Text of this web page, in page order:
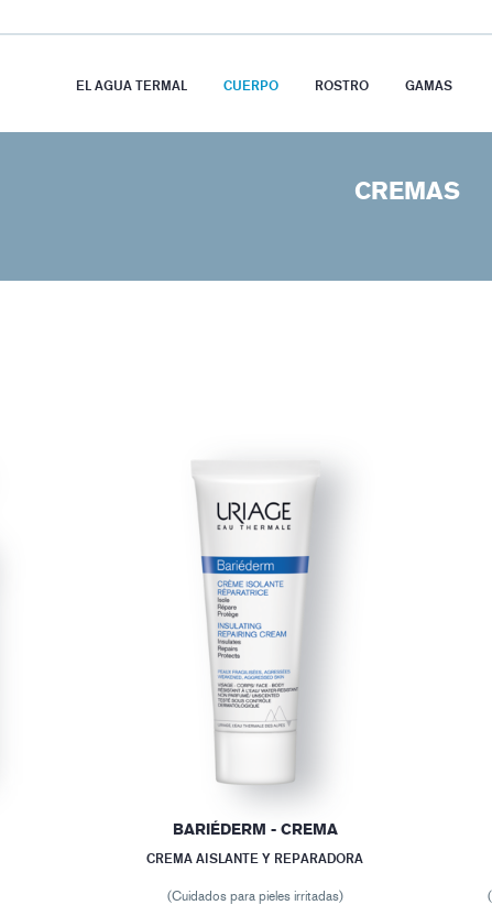
EL AGUA TERMAL CUERPO ROSTRO GAMAS
CREMAS
BARIÉDERM - CREMA
CREMA AISLANTE Y REPARADORA
(Cuidados para pieles irritadas)